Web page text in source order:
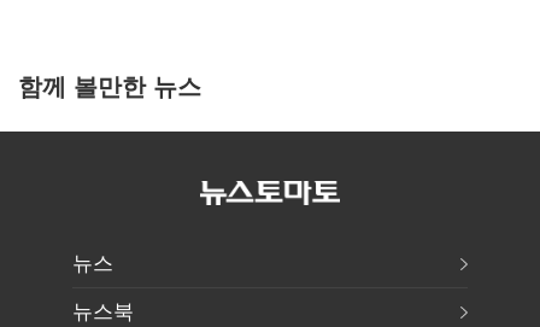
함께 볼만한 뉴스
뉴스
뉴스북